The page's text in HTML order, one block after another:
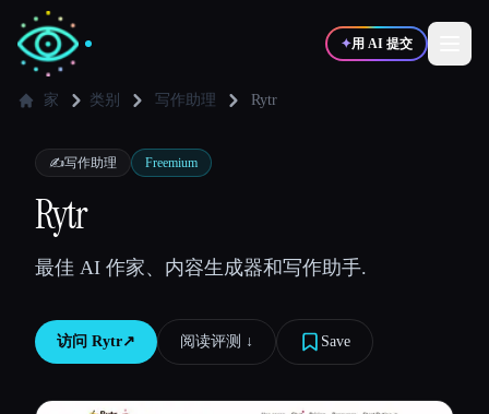
✦用 AI 提交
✍️写作者
💻
家 类别 写作助理 Rytr
✍️写作助理 Freemium
Rytr
最佳 AI 作家、内容生成器和写作助手.
访问 Rytr↗︎ 阅读评测 ↓︎ Save